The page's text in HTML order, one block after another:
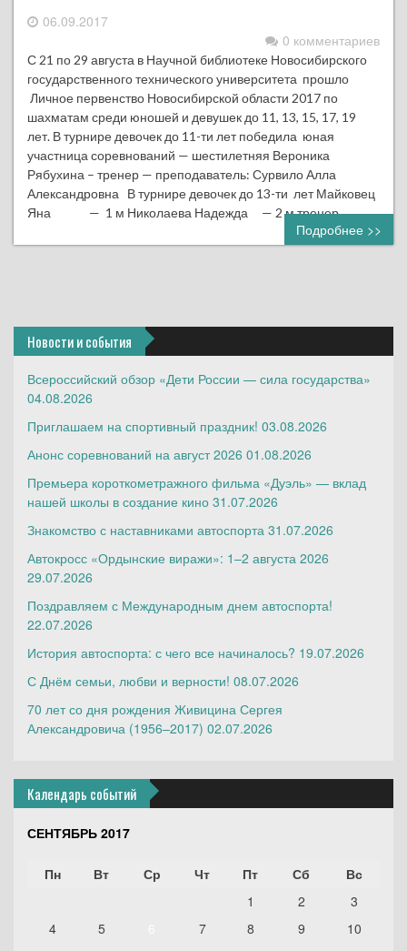
06.09.2017
0 комментариев
С 21 по 29 августа в Научной библиотеке Новосибирского
государственного технического университета прошло
Личное первенство Новосибирской области 2017 по
шахматам среди юношей и девушек до 11, 13, 15, 17, 19
лет. В турнире девочек до 11-ти лет победила юная
участница соревнований — шестилетняя Вероника
Рябухина – тренер — преподаватель: Сурвило Алла
Александровна В турнире девочек до 13-ти лет Майковец
Яна — 1 м Николаева Надежда — 2 м тренер…
Подробнее >>
Новости и события
Всероссийский обзор «Дети России — сила государства»
04.08.2026
Приглашаем на спортивный праздник! 03.08.2026
Анонс соревнований на август 2026 01.08.2026
Премьера короткометражного фильма «Дуэль» — вклад
нашей школы в создание кино 31.07.2026
Знакомство с наставниками автоспорта 31.07.2026
Автокросс «Ордынские виражи»: 1–2 августа 2026
29.07.2026
Поздравляем с Международным днем автоспорта!
22.07.2026
История автоспорта: с чего все начиналось? 19.07.2026
С Днём семьи, любви и верности! 08.07.2026
70 лет со дня рождения Живицина Сергея
Александровича (1956–2017) 02.07.2026
Календарь событий
СЕНТЯБРЬ 2017
Пн Вт Ср Чт Пт Сб
Вс
1
2
3
4
5 7 8 9
10